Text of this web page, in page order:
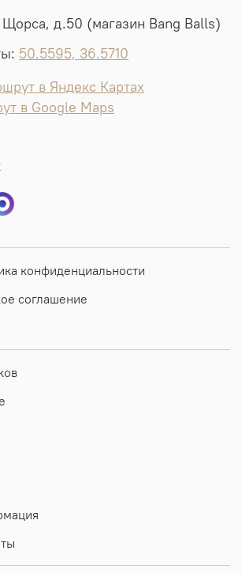
конфиденциальности
соглашение
Щорса, д.50 (магазин Bang Balls)
50.5595, 36.5710
в Яндекс Картах
в Google Maps